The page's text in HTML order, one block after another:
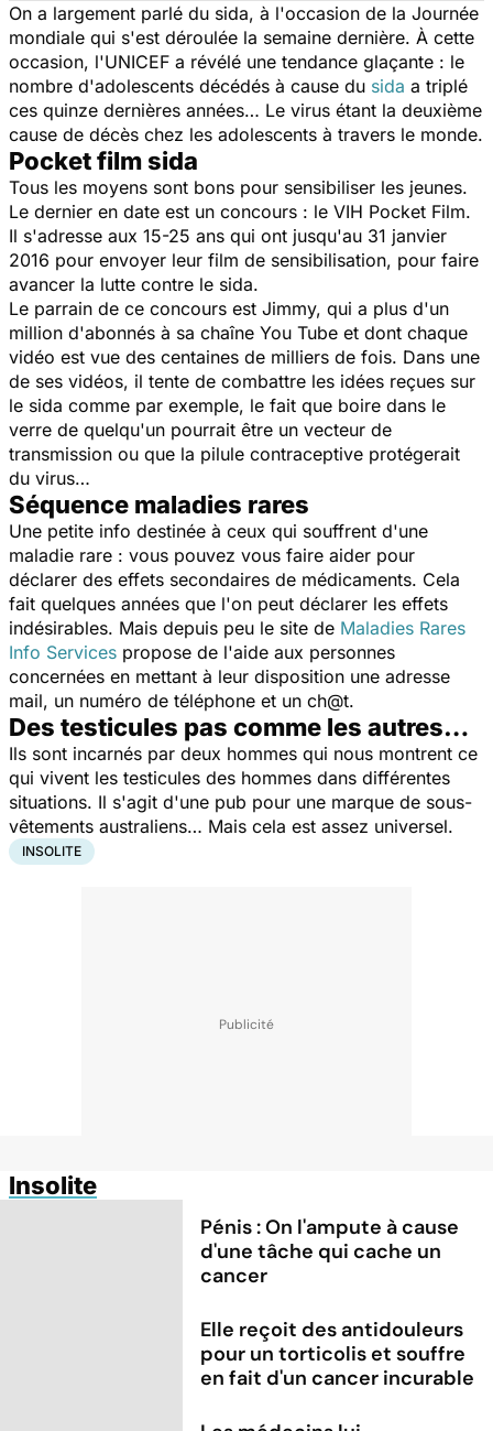
On a largement parlé du sida, à l'occasion de la Journée
mondiale qui s'est déroulée la semaine dernière. À cette
occasion, l'UNICEF a révélé une tendance glaçante : le
nombre d'adolescents décédés à cause du sida a triplé
ces quinze dernières années… Le virus étant la deuxième
cause de décès chez les adolescents à travers le monde.
Pocket film sida
Tous les moyens sont bons pour sensibiliser les jeunes.
Le dernier en date est un concours : le VIH Pocket Film.
Il s'adresse aux 15-25 ans qui ont jusqu'au 31 janvier
2016 pour envoyer leur film de sensibilisation, pour faire
avancer la lutte contre le sida.
Le parrain de ce concours est Jimmy, qui a plus d'un
million d'abonnés à sa chaîne You Tube et dont chaque
vidéo est vue des centaines de milliers de fois. Dans une
de ses vidéos, il tente de combattre les idées reçues sur
le sida comme par exemple, le fait que boire dans le
verre de quelqu'un pourrait être un vecteur de
transmission ou que la pilule contraceptive protégerait
du virus…
Séquence maladies rares
Une petite info destinée à ceux qui souffrent d'une
maladie rare : vous pouvez vous faire aider pour
déclarer des effets secondaires de médicaments. Cela
fait quelques années que l'on peut déclarer les effets
indésirables. Mais depuis peu le site de Maladies Rares
Info Services propose de l'aide aux personnes
concernées en mettant à leur disposition une adresse
mail, un numéro de téléphone et un ch@t.
Des testicules pas comme les autres…
Ils sont incarnés par deux hommes qui nous montrent ce
qui vivent les testicules des hommes dans différentes
situations. Il s'agit d'une pub pour une marque de sous-
vêtements australiens… Mais cela est assez universel.
INSOLITE
Insolite
Pénis : On l'ampute à cause
d'une tâche qui cache un
cancer
Elle reçoit des antidouleurs
pour un torticolis et souffre
en fait d'un cancer incurable